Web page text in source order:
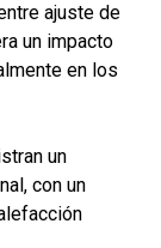
ajuste de
un impacto
en los
un
con un